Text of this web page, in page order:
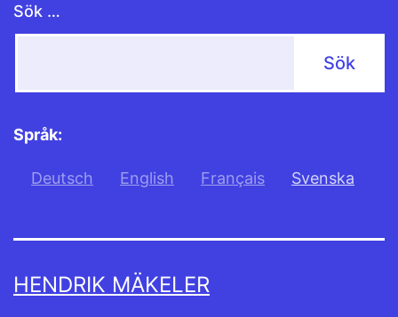
Sök …
Språk:
Deutsch English Français Svenska
HENDRIK MÄKELER